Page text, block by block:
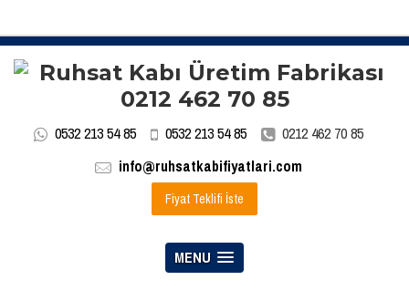
0532 213 54 85 0532 213 54 85
0212 462 70 85
info@ruhsatkabifiyatlari.com
Fiyat Teklifi İste
MENU